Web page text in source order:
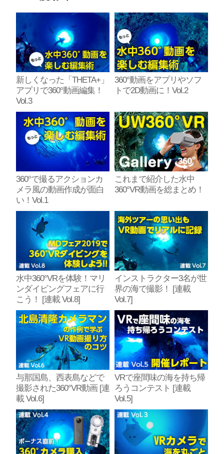
新しくなった「THETA+」
アプリで360°動画編集！
Vol.3
360°動画をアプリやソフ
トで2D動画に！Vol.2
360°で撮るアクションカ
メラ風の動画作成が面白
い！Vol.1
これまで紹介した水中
360°VR動画を総まとめ！
水中360°VRを体験！マリ
ンダイビングフェアに行
こう！ [連載 Vol.8]
インストラクター3名が世
界の海で撮影！ [連載
Vol.7]
与那国島、西表島などで
撮影された360°VR動画 [連
載 Vol.6]
VRで座間味の海を持ち帰
ろうコンテスト [連載
Vol.5]